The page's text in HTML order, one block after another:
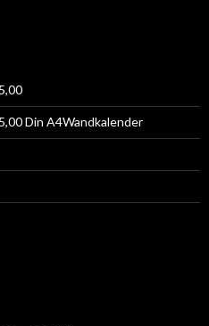
Din A4Wandkalender